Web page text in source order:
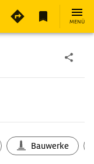
MENÜ
Bauwerke